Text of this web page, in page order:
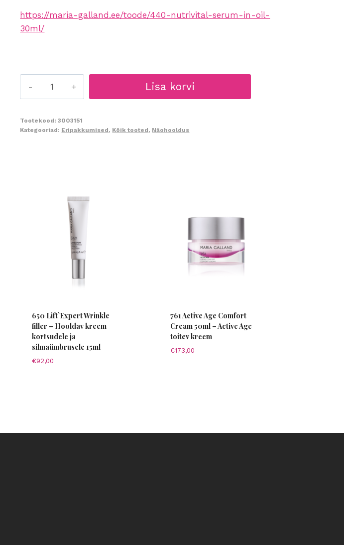
https://maria-galland.ee/toode/440-nutrivital-serum-in-oil-
30ml/
Nutri
Vital
Lisa korvi
Tootekood:3003151
Kategooriad: Eripakkumised, Kõik tooted, Näohooldus
650 Lift`Expert Wrinkle
filler – Hooldav kreem
kortsudele ja
silmaümbrusele 15ml
€92,00
761 Active Age Comfort
Cream 50ml – Active Age
toitev kreem
€173,00